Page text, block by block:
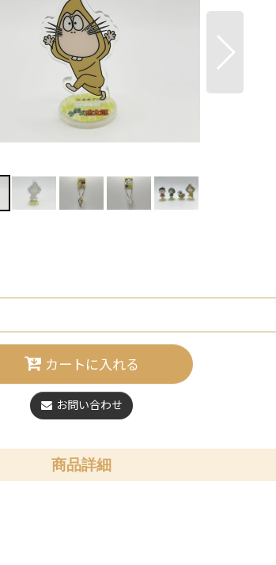
カートに入れる
お問い合わせ
商品詳細